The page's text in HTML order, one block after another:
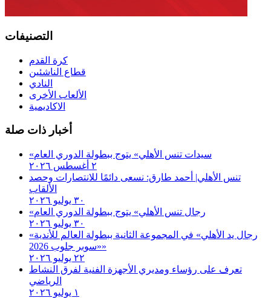
التصنيفات
كرة القدم
قطاع الناشئين
النادي
الألعاب الأخرى
الاكاديمية
أخبار ذات صلة
«سيدات تنس الأهلي» يتوج ببطولة الدوري العام
٢ أغسطس ٢٠٢٦
تنس الأهلي| أحمد طارق: نسعى دائمًا للانتصارات وحصد
الألقاب
٣٠ يوليو ٢٠٢٦
«رجال تنس الأهلي» يتوج ببطولة الدوري العام
٣٠ يوليو ٢٠٢٦
«رجال يد الأهلي» في المجموعة الثانية ببطولة العالم للأندية
«سوبر جلوب 2026»
٢٢ يوليو ٢٠٢٦
تعرف على رؤساء ومديري الأجهزة الفنية لفرق النشاط
الرياضي
١ يوليو ٢٠٢٦